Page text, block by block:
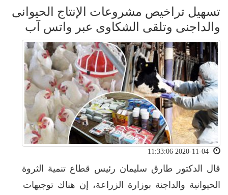
تسهيل تراخيص مشروعات الإنتاج الحيوانى
والداجنى وتلقى الشكاوى عبر واتس آب
قال الدكتور طارق سليمان رئيس قطاع تنمية الثروة
الحيوانية والداجنة بوزارة الزراعة، إن هناك توجيهات